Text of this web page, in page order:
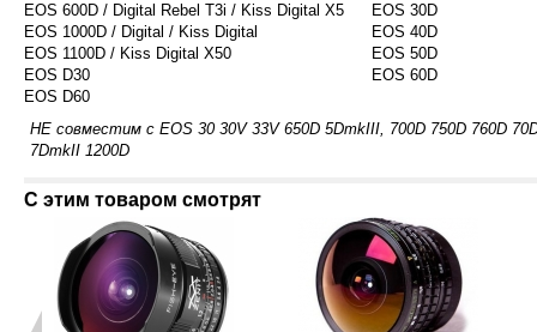
EOS 600D / Digital Rebel T3i / Kiss Digital X5
EOS 30D
EOS 1000D / Digital / Kiss Digital
EOS 40D
EOS 1100D / Kiss Digital X50
EOS 50D
EOS D30
EOS 60D
EOS D60
НЕ совместим с EOS 30 30V 33V 650D 5DmkIII, 700D 750D 760D
7DmkII 1200D
С этим товаром смотрят